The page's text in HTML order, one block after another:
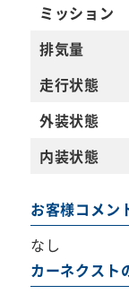
ミッション
排気量
走行状態
外装状態
内装状態
お客様コメン
なし
カーネクスト